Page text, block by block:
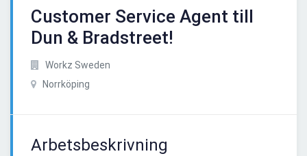
Customer Service Agent till
Dun & Bradstreet!
Workz Sweden
Norrköping
Arbetsbeskrivning